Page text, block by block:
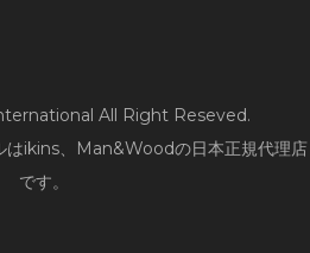
All Right Reseved.
はikins、Man&Woodの日本正規代理店
です。